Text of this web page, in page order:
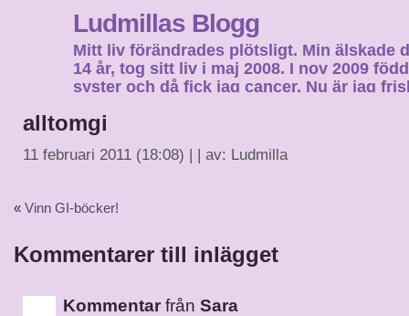
Ludmillas Blogg
Mitt liv förändrades plötsligt. Min älskade
14 år, tog sitt liv i maj 2008. I nov 2009
syster och då fick jag cancer. Nu är jag
alltomgi
11 februari 2011 (18:08) | | av: Ludmilla
« Vinn GI-böcker!
Kommentarer till inlägget
Kommentar från Sara